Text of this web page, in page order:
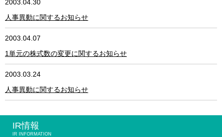
2003.04.30
人事異動に関するお知らせ
2003.04.07
1単元の株式数の変更に関するお知らせ
2003.03.24
人事異動に関するお知らせ
IR情報
IR INFORMATION